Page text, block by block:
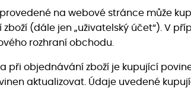
na webové stránce může
(dále jen „uživatelský účet“). V
rozhraní obchodu.
při objednávání zboží je kupující
aktualizovat. Údaje uvedené